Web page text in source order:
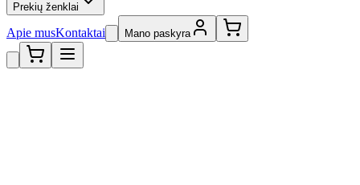
Prekių ženklai
Apie musKontaktai Mano paskyra